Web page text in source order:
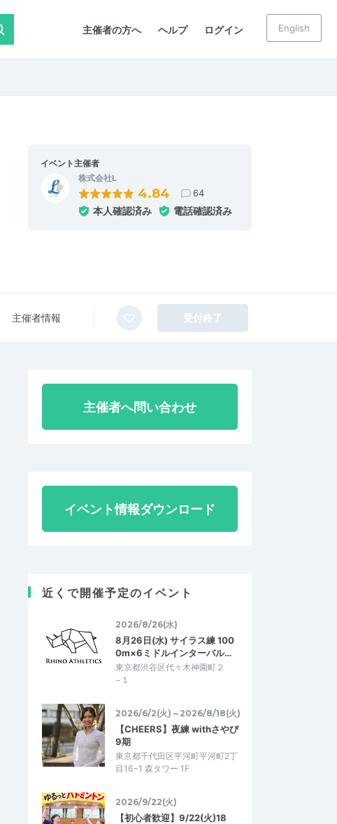
主催者の方へ ヘルプ ログイン English
イベント主催者
株式会社L
4.84 64
本人確認済み 電話確認済み
主催者情報 受付終了
主催者へ問い合わせ
イベント情報ダウンロード
近くで開催予定のイベント
2026/8/26(水)
8月26日(水) サイラス練 100
0m×6ミドルインターバル…
東京都渋谷区代々木神園町２
−１
2026/6/2(火)～2026/8/18(火)
【CHEERS】夜練 withさやぴ
9期
東京都千代田区平河町平河町2丁
目16−1 森タワー 1F
2026/9/22(火)
【初心者歓迎】9/22(火)18